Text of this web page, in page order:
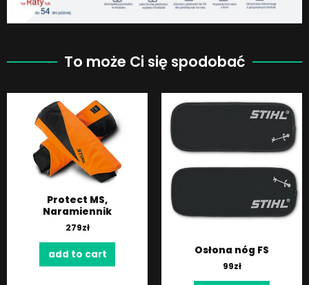
To może Ci się spodobać
Protect MS,
Naramiennik
279zł
add to cart Osłona nóg FS
99zł